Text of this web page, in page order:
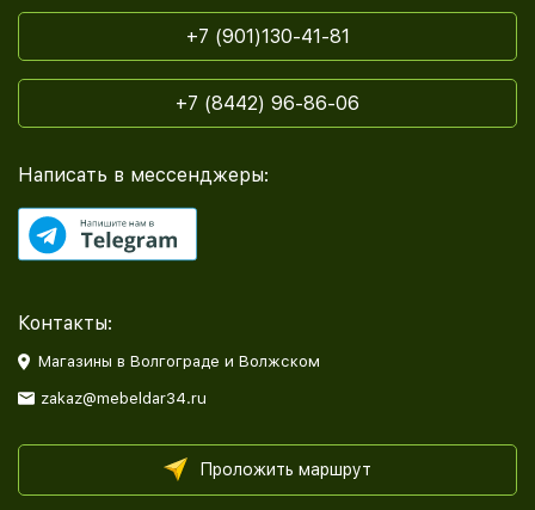
+7 (901)130-41-81
+7 (8442) 96-86-06
Написать в мессенджеры:
Контакты:
Магазины в Волгограде и Волжском
zakaz@mebeldar34.ru
Проложить маршрут